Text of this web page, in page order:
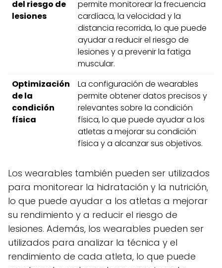
del riesgo de
lesiones
permite monitorear la frecuencia
cardíaca, la velocidad y la
distancia recorrida, lo que puede
ayudar a reducir el riesgo de
lesiones y a prevenir la fatiga
muscular.
Optimización
de la
condición
física
La configuración de wearables
permite obtener datos precisos y
relevantes sobre la condición
física, lo que puede ayudar a los
atletas a mejorar su condición
física y a alcanzar sus objetivos.
Los wearables también pueden ser utilizados
para monitorear la hidratación y la nutrición,
lo que puede ayudar a los atletas a mejorar
su rendimiento y a reducir el riesgo de
lesiones. Además, los wearables pueden ser
utilizados para analizar la técnica y el
rendimiento de cada atleta, lo que puede